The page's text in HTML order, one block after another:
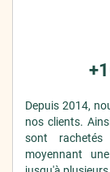
Depuis 2014,
nos clients.
sont
moyennant